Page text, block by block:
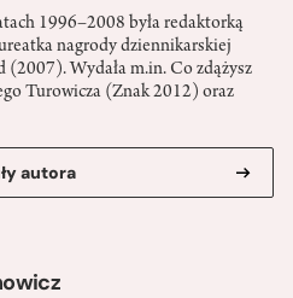
1996–2008 była redaktorką
nagrody dziennikarskiej
(2007). Wydała m.in. Co zdążysz
Turowicza (Znak 2012) oraz
autora